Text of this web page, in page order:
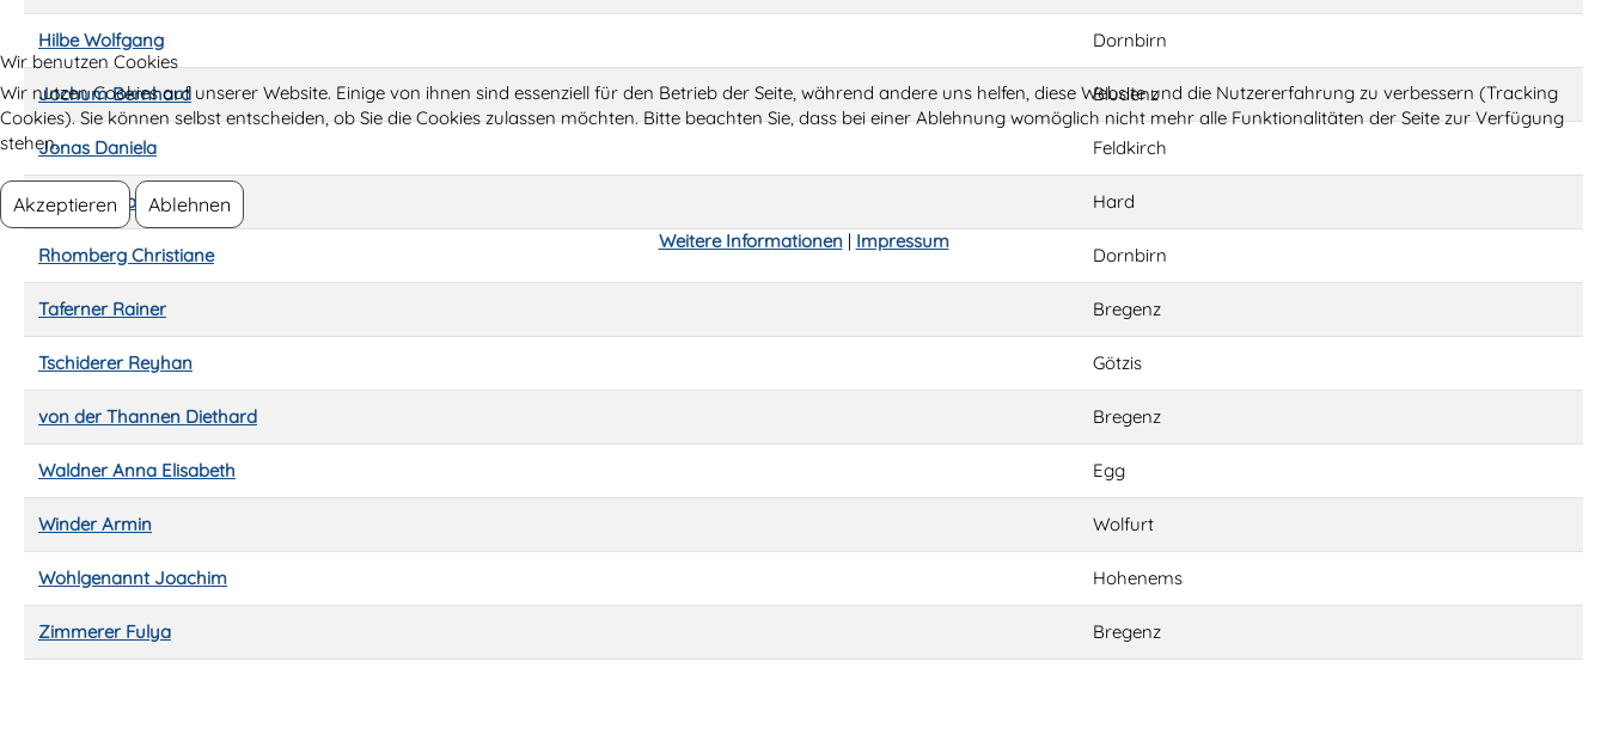
Hilbe Wolfgang Dornbirn
Jochum Bernhard Bludenz
Jonas Daniela Feldkirch
Kuthan Georg Hard
Rhomberg Christiane Dornbirn
Taferner Rainer Bregenz
Tschiderer Reyhan Götzis
von der Thannen Diethard Bregenz
Waldner Anna Elisabeth Egg
Winder Armin Wolfurt
Wohlgenannt Joachim Hohenems
Zimmerer Fulya Bregenz
Wir benutzen Cookies
Wir nutzen Cookies auf unserer Website. Einige von ihnen sind essenziell für den Betrieb der Seite, während andere uns helfen, diese Website und die Nutzererfahrung zu verbessern (Tracking
Cookies). Sie können selbst entscheiden, ob Sie die Cookies zulassen möchten. Bitte beachten Sie, dass bei einer Ablehnung womöglich nicht mehr alle Funktionalitäten der Seite zur Verfügung
stehen.
Akzeptieren Ablehnen
Weitere Informationen| Impressum